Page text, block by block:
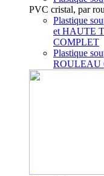
PVC cristal, par
Plastique
et HAUTE
COMPLET
Plastique
ROULEAU